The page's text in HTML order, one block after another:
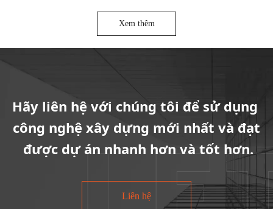
Xem thêm
Hãy liên hệ với chúng tôi để sử dụng
công nghệ xây dựng mới nhất và đạt
được dự án nhanh hơn và tốt hơn.
Liên hệ